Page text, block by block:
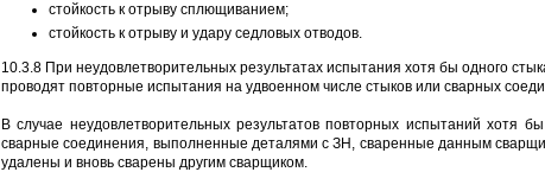
стойкость к отрыву сплющиванием;
стойкость к отрыву и удару седловых отводов.
10.3.8 При неудовлетворительных результатах испытания хотя бы одного
проводят повторные испытания на удвоенном числе стыков или сварных
В случае неудовлетворительных результатов повторных испытаний
сварные соединения, выполненные деталями с ЗН, сваренные данным
удалены и вновь сварены другим сварщиком.